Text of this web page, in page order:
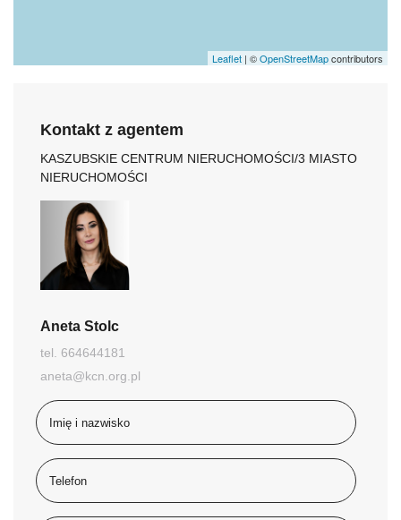
Leaflet | ©OpenStreetMapcontributors
Kontakt z agentem
KASZUBSKIE CENTRUM NIERUCHOMOŚCI/3 MIASTO
NIERUCHOMOŚCI
Aneta Stolc
tel. 664644181
aneta@kcn.org.pl